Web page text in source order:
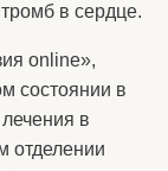
в сердце.
online»,
состоянии в
в
отделении